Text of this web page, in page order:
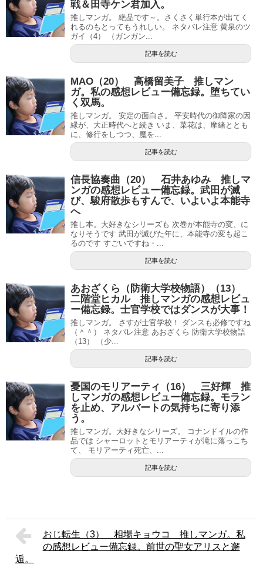
戦＆田寺ケン君加入。
推しマンガ。 絶品です～。さくさく単行本が出てく
れるのもとってもうれしい。 ネタバレ注意 黄泉のツ
ガイ（4） （ガンガン...
記事を読む
MAO（20） 高橋留美子 推しマン
ガ。私の感想レビュー備忘録。堕ちてい
く双馬。
推しマンガ。 安定の面白さ。 平安時代の御降家の因
縁が、大正時代へと続き いま、菜花は、摩緒ととも
に、修行をしつつ、魔を...
記事を読む
信長協奏曲（20） 石井あゆみ 推しマ
ンガの感想レビュー備忘録。武田が滅
び、駿府散歩もすんで、いよいよ本能寺
へ
推し本。大好きなシリーズも 次巻が本能寺の変、に
なりそうです 武田が滅びた年に、本能寺の変も起こ
るのです すごいですね・...
記事を読む
あおざくら（防衛大学校物語）（13）
二階堂ヒカル 推しマンガの感想レビュ
ー備忘録。士官学校ではダンスが大事！
推しマンガ。 さすが士官学校！ ダンスも必修ですね
（＾＾） ネタバレ注意 あおざくら 防衛大学校物語
（13） （少...
記事を読む
憂国のモリアーティ（16） 三好輝 推
しマンガの感想レビュー備忘録。モラン
を止め、アルバートの気持ちに寄り添
う。
推しマンガ。大好きなシリーズ。 コナンドイルの作
品では シャーロットとモリアーティが滝に落っこち
て、 モリアーティ死亡、...
記事を読む
おじ転生（3） 相場キョウコ 推しマンガ。私
の感想レビュー備忘録。前世の聖女アリスと邂
逅。